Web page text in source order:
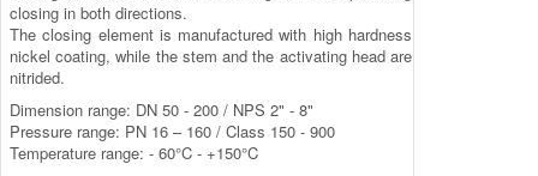
closing in both directions.
The closing element is manufactured with high hardness
nickel coating, while the stem and the activating head are
nitrided.
Dimension range: DN 50 - 200 / NPS 2" - 8"
Pressure range: PN 16 – 160 / Class 150 - 900
Temperature range: - 60°C - +150°C